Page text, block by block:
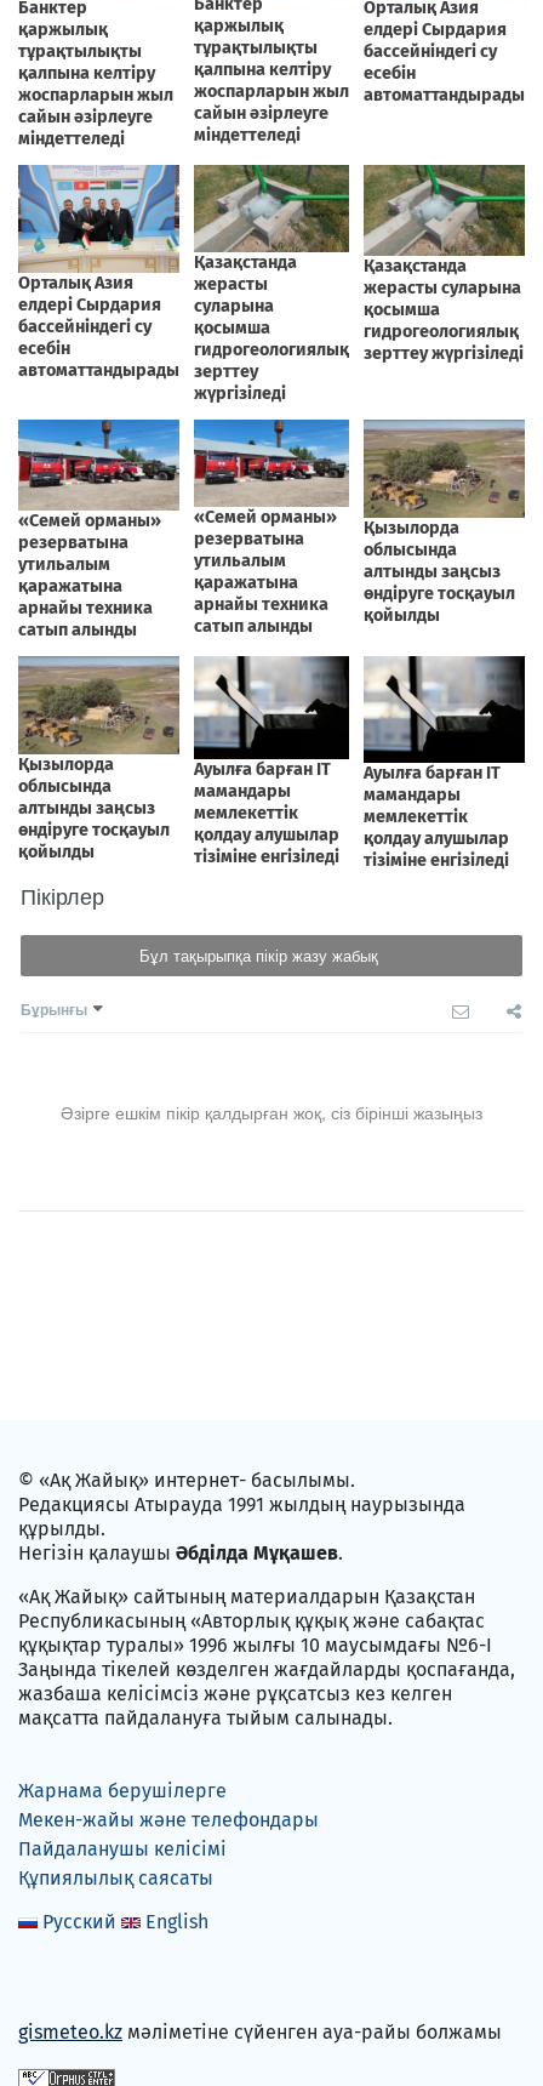
Пікірлер
Бұл тақырыпқа пікір жазу жабық
Бұрынғы
Әзірге ешкім пікір қалдырған жоқ, сіз бірінші жазыңыз
© «Ақ Жайық» интернет- басылымы.
Редакциясы Атырауда 1991 жылдың наурызында
құрылды.
Негізін қалаушы Әбділда Мұқашев.
«Ақ Жайық» сайтының материалдарын Қазақстан
Республикасының «Авторлық құқық және сабақтас
құқықтар туралы» 1996 жылғы 10 маусымдағы №6-I
Заңында тікелей көзделген жағдайларды қоспағанда,
жазбаша келісімсіз және рұқсатсыз кез келген
мақсатта пайдалануға тыйым салынады.
Жарнама берушілерге
Мекен-жайы және телефондары
Пайдаланушы келісімі
Құпиялылық саясаты
Русский
English
gismeteo.kz мәліметіне сүйенген ауа-райы болжамы